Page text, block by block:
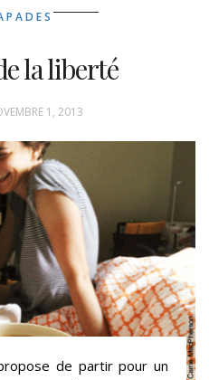
la liberté
1, 2013
de partir pour un